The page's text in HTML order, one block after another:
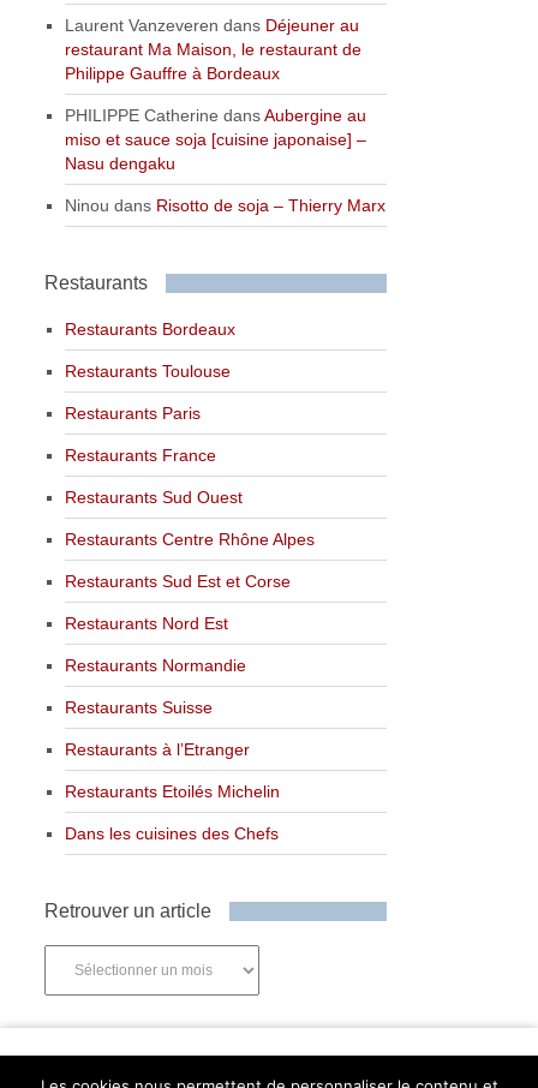
Laurent Vanzeveren dans Déjeuner au
restaurant Ma Maison, le restaurant de
Philippe Gauffre à Bordeaux
PHILIPPE Catherine dansAubergine au
miso et sauce soja [cuisine japonaise] –
Nasu dengaku
Ninou dans Risotto de soja – Thierry Marx
Restaurants
Restaurants Bordeaux
Restaurants Toulouse
Restaurants Paris
Restaurants France
Restaurants Sud Ouest
Restaurants Centre Rhône Alpes
Restaurants Sud Est et Corse
Restaurants Nord Est
Restaurants Normandie
Restaurants Suisse
Restaurants à l’Etranger
Restaurants Etoilés Michelin
Dans les cuisines des Chefs
Retrouver un article